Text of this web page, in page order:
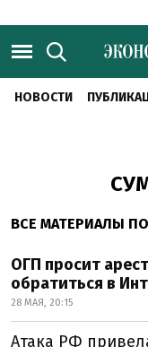
НОВОСТИ
ВСЕ МАТЕРИАЛЫ
ОГП просит
обратиться в
28 МАЯ, 20:15
Атака РФ